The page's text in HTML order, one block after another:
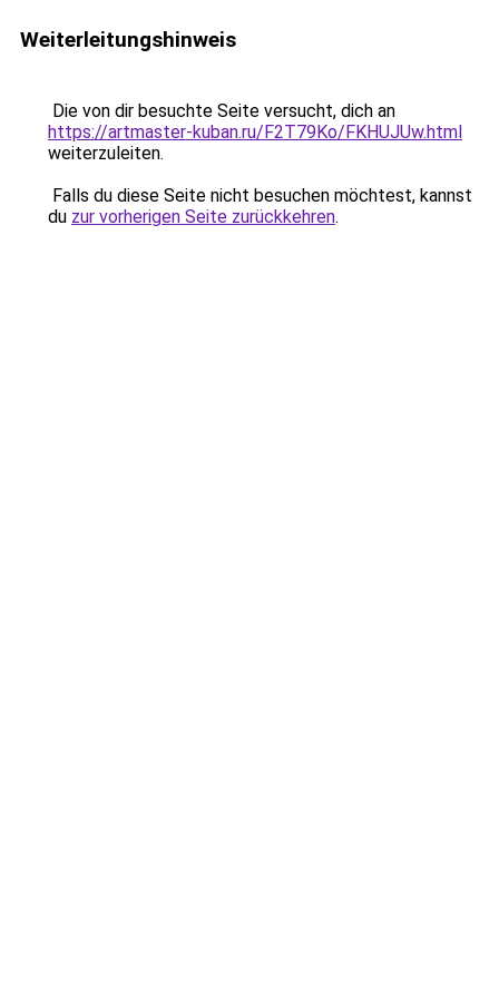
Weiterleitungshinweis
Die von dir besuchte Seite versucht, dich an
https://artmaster-kuban.ru/F2T79Ko/FKHUJUw.html
weiterzuleiten.
Falls du diese Seite nicht besuchen möchtest, kannst
du zur vorherigen Seite zurückkehren.